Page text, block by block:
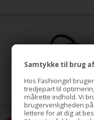
Samtykke til brug
Hos Fashiongirl
tredjepart til
målrette indhold. Vi
brugervenligheden
lettere for at dig at